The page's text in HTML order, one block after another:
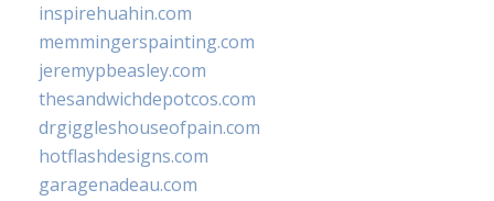
inspirehuahin.com
memmingerspainting.com
jeremypbeasley.com
thesandwichdepotcos.com
drgiggleshouseofpain.com
hotflashdesigns.com
garagenadeau.com